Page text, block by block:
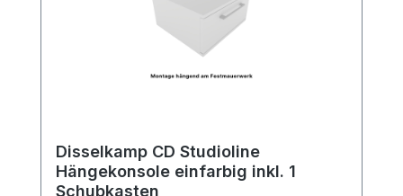
Disselkamp CD Studioline
Hängekonsole einfarbig inkl. 1
Schubkasten